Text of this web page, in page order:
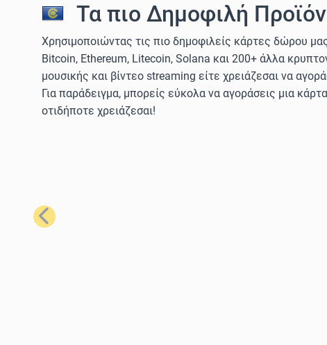
Τα πιο Δημοφιλή
Χρησιμοποιώντας τις πιο δημοφιλείς κάρτες δώρου
Bitcoin, Ethereum, Litecoin, Solana και 200+ άλλα
μουσικής και βίντεο streaming είτε χρειάζεσαι να
Για παράδειγμα, μπορείς εύκολα να αγοράσεις μια
οτιδήποτε χρειάζεσαι!
Προηγούμενο